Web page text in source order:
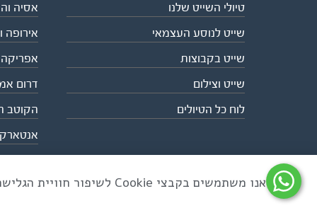
טיולי השייט שלנו
שייט לנוסע העצמאי
שייט בקבוצות
שייט וצילום
לוח כל הטיולים
אסיה
אירופה
אפריקה
דרום
הקוטב
כל הזכויות שמורות לאקו טיולי שטח | טלפון 03-6879090 | פקס 03-6879099 |
אנו משתמשים בקבצי Cookie לשיפור חוויית הגלישה ולניתוח שימוש באתר